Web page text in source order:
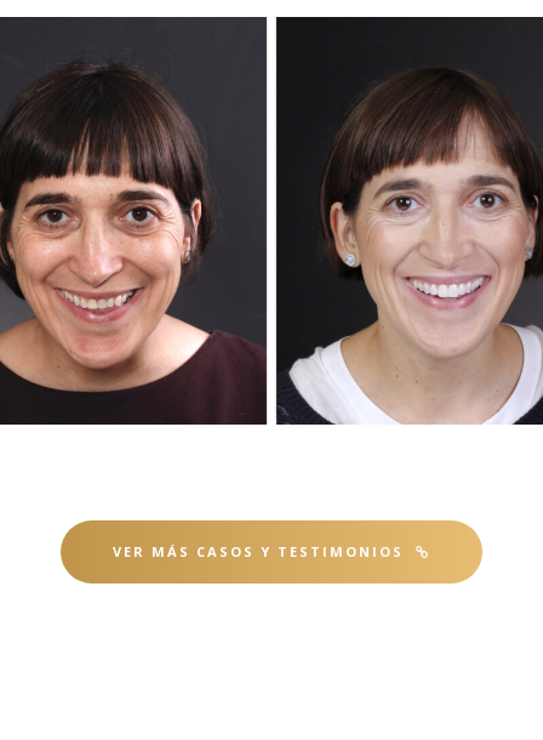
VER MÁS CASOS Y TESTIMONIOS